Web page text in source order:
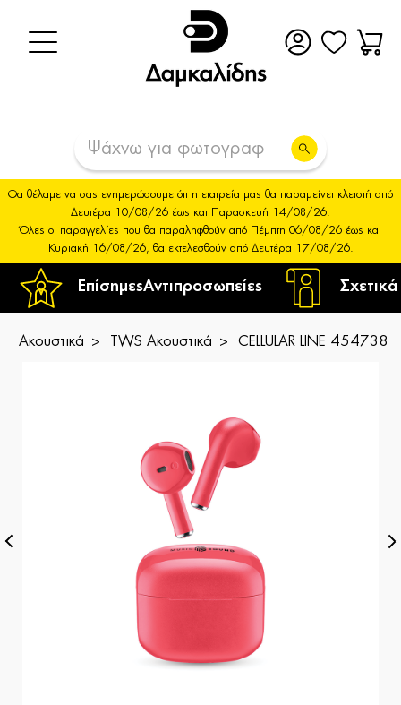
ΕπίσημεςΑντιπροσωπείες
Θα θέλαμε να σας ενημερώσουμε ότι η εταιρεία μας θα παραμείνει κλειστή από
Δευτέρα 10/08/26 έως και Παρασκευή 14/08/26.
Όλες οι παραγγελίες που θα παραληφθούν από Πέμπτη 06/08/26 έως και
Κυριακή 16/08/26, θα εκτελεσθούν από Δευτέρα 17/08/26.
Ακουστικά TWS Ακουστικά CELLULAR LINE 454738